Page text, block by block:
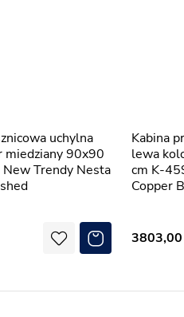
miedziany 90x90
Trendy Nesta
Kabina prysznicowa uchylna
lewa
cm K-
Copper
3803,00